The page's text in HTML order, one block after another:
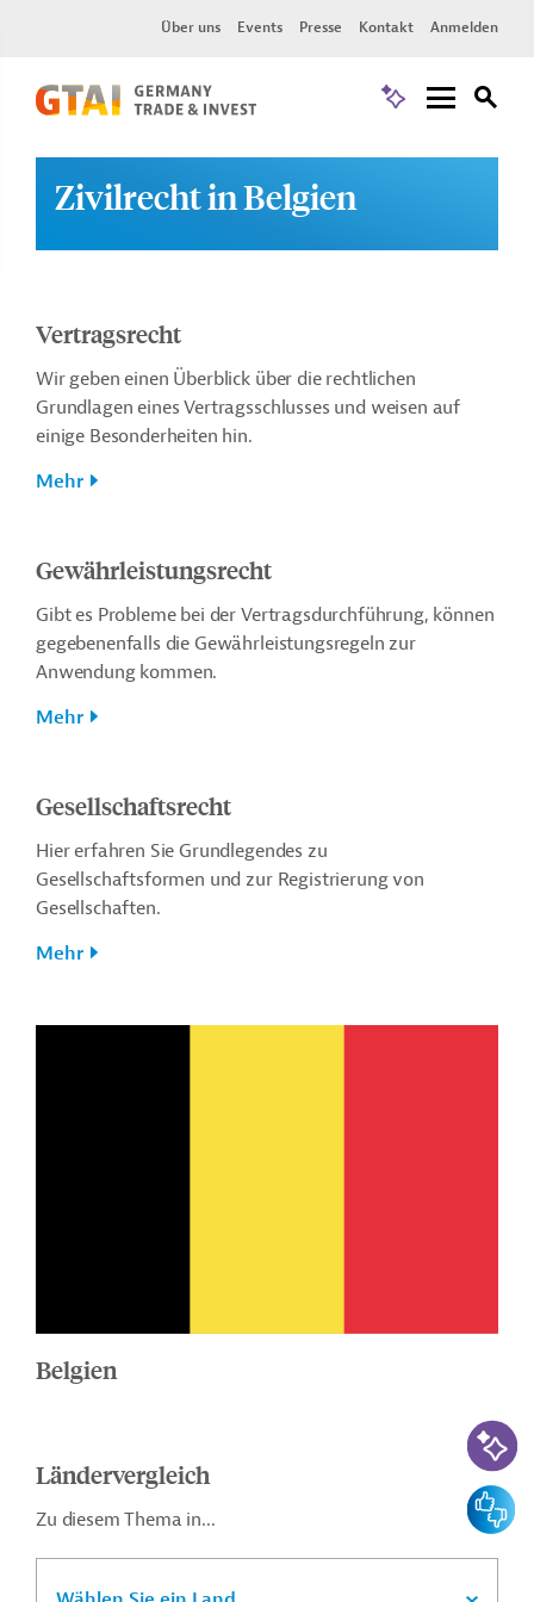
Über uns Events Presse Kontakt Anmelden
Zivilrecht in Belgien
Vertragsrecht
Wir geben einen Überblick über die rechtlichen
Grundlagen eines Vertragsschlusses und weisen auf
einige Besonderheiten hin.
Mehr
Gewährleistungsrecht
Gibt es Probleme bei der Vertragsdurchführung, können
gegebenenfalls die Gewährleistungsregeln zur
Anwendung kommen.
Mehr
Gesellschaftsrecht
Hier erfahren Sie Grundlegendes zu
Gesellschaftsformen und zur Registrierung von
Gesellschaften.
Mehr
Belgien
Ländervergleich
Zu diesem Thema in...
KI-